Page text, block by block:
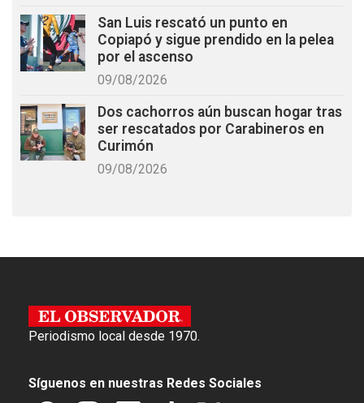
San Luis rescató un punto en
Copiapó y sigue prendido en la pelea
por el ascenso
09/08/2026
Dos cachorros aún buscan hogar tras
ser rescatados por Carabineros en
Curimón
09/08/2026
Periodismo local desde 1970.
Síguenos en nuestras Redes Sociales